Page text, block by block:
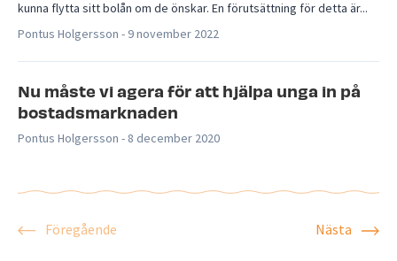
kunna flytta sitt bolån om de önskar. En förutsättning för detta är...
Pontus Holgersson - 9 november 2022
Nu måste vi agera för att hjälpa unga in på
bostadsmarknaden
Pontus Holgersson - 8 december 2020
Föregående Nästa